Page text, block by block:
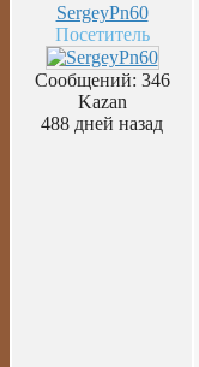
SergeyPn60
Посетитель
Сообщений: 346
Kazan
488 дней назад